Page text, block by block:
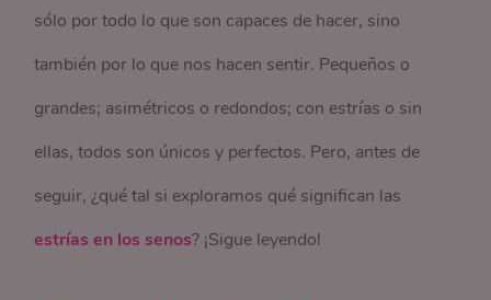
sólo por todo lo que son capaces de hacer, sino
también por lo que nos hacen sentir. Pequeños o
grandes; asimétricos o redondos; con estrías o sin
ellas, todos son únicos y perfectos. Pero, antes de
seguir, ¿qué tal si exploramos qué significan las
estrías en los senos? ¡Sigue leyendo!